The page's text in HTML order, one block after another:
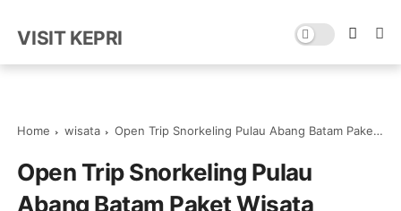
VISIT KEPRI
Home wisata Open Trip Snorkeling Pulau Abang Batam Paket Wisata Murah & Lengkap Galang Bahari Travel 📞 0821-8685-2221
Open Trip Snorkeling Pulau
Abang Batam Paket Wisata